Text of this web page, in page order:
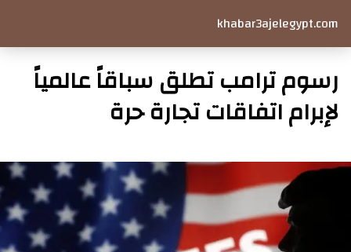
khabar3ajelegypt.com
رسوم ترامب تطلق سباقاً عالمياً
لإبرام اتفاقات تجارة حرة